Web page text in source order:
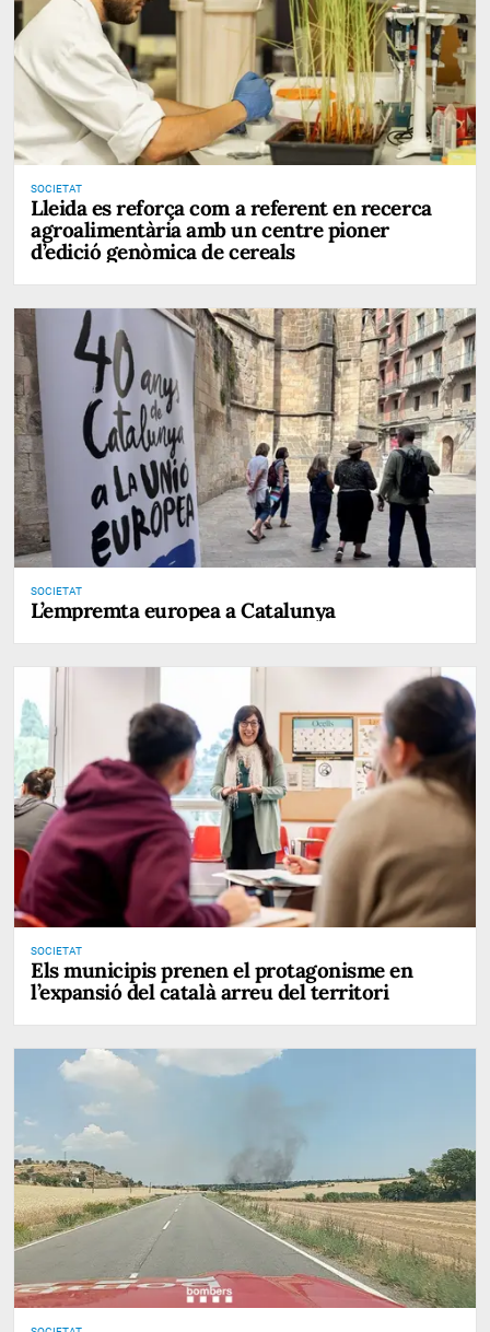
SOCIETAT
Lleida es reforça com a referent en recerca
agroalimentària amb un centre pioner
d’edició genòmica de cereals
SOCIETAT
L’empremta europea a Catalunya
SOCIETAT
Els municipis prenen el protagonisme en
l’expansió del català arreu del territori